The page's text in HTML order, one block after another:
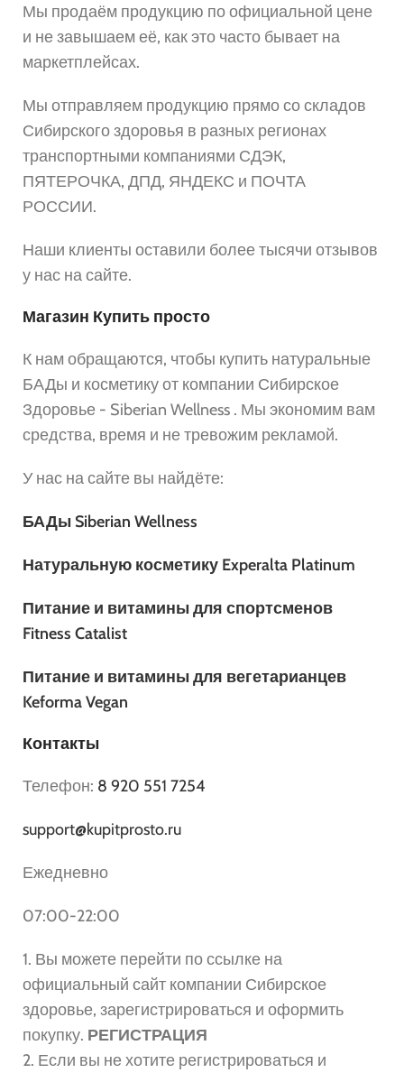
Мы продаём продукцию по официальной цене
и не завышаем её, как это часто бывает на
маркетплейсах.
Мы отправляем продукцию прямо со складов
Сибирского здоровья в разных регионах
транспортными компаниями СДЭК,
ПЯТЕРОЧКА, ДПД, ЯНДЕКС и ПОЧТА
РОССИИ.
Наши клиенты оставили более тысячи отзывов
у нас на сайте.
Магазин Купить просто
К нам обращаются, чтобы купить натуральные
БАДы и косметику от компании Сибирское
Здоровье - Siberian Wellness . Мы экономим вам
средства, время и не тревожим рекламой.
У нас на сайте вы найдёте:
БАДы Siberian Wellness
Натуральную косметику Experalta Platinum
Питание и витамины для спортсменов
Fitness Catalist
Питание и витамины для вегетарианцев
Keforma Vegan
Контакты
Телефон: 8 920 551 7254
support@kupitprosto.ru
Ежедневно
07:00-22:00
1. Вы можете перейти по ссылке на
официальный сайт компании Сибирское
здоровье, зарегистрироваться и оформить
покупку. РЕГИСТРАЦИЯ
2. Если вы не хотите регистрироваться и